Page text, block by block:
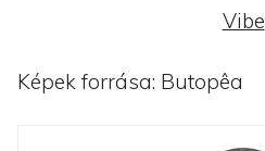
Vibe
Képek forrása: Butopêa